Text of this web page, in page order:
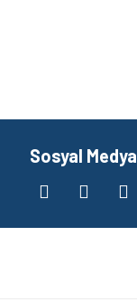
Sosyal Medya